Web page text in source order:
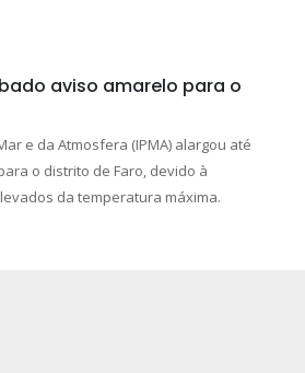
aviso amarelo para o
e da Atmosfera (IPMA) alargou até
o distrito de Faro, devido à
da temperatura máxima.